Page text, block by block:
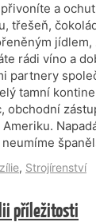
a
třešeň,
rádi víno a
partnery
tamní
obchodní
, Strojírenství
příležitosti